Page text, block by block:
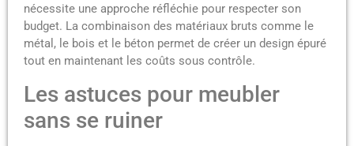
nécessite une approche réfléchie pour respecter son
budget. La combinaison des matériaux bruts comme le
métal, le bois et le béton permet de créer un design épuré
tout en maintenant les coûts sous contrôle.
Les astuces pour meubler
sans se ruiner